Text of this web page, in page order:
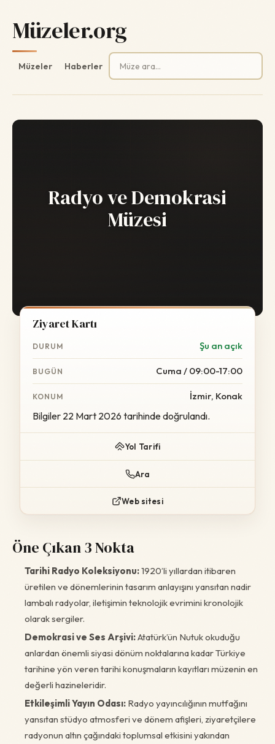
Müzeler.org
Müzeler Haberler
Arama:
Radyo ve Demokrasi
Müzesi
Ziyaret Kartı
DURUM Şu an açık
BUGÜN Cuma / 09:00-17:00
KONUM İzmir, Konak
Bilgiler 22 Mart 2026 tarihinde doğrulandı.
Yol Tarifi
Ara
Web sitesi
Öne Çıkan 3 Nokta
Tarihi Radyo Koleksiyonu:1920’li yıllardan itibaren
üretilen ve dönemlerinin tasarım anlayışını yansıtan nadir
lambalı radyolar, iletişimin teknolojik evrimini kronolojik
olarak sergiler.
Demokrasi ve Ses Arşivi:Atatürk’ün Nutuk okuduğu
anlardan önemli siyasi dönüm noktalarına kadar Türkiye
tarihine yön veren tarihi konuşmaların kayıtları müzenin en
değerli hazineleridir.
Etkileşimli Yayın Odası: Radyo yayıncılığının mutfağını
yansıtan stüdyo atmosferi ve dönem afişleri, ziyaretçilere
radyonun altın çağındaki toplumsal etkisini yakından